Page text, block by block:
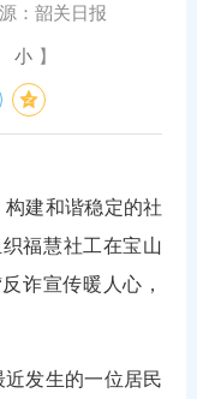
： 韶关日报
小 】
建和谐稳定的社
福慧社工在宝山
诈宣传暖人心，
发生的一位居民